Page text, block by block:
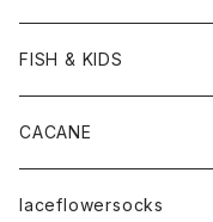
FISH & KIDS
CACANE
laceflowersocks